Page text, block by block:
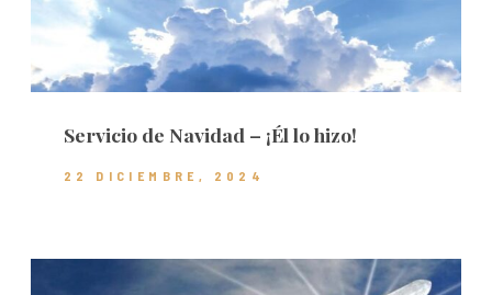
Servicio de Navidad – ¡Él lo hizo!
22 DICIEMBRE, 2024